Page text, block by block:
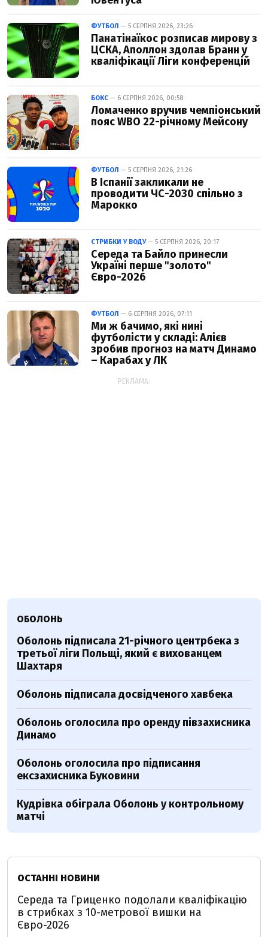
ФУТБОЛ — 5 СЕРПНЯ 2026, 23:26
Панатінаїкос розписав мирову з
ЦСКА, Аполлон здолав Бранн у
кваліфікації Ліги конференцій
БОКС — 6 СЕРПНЯ 2026, 00:58
Ломаченко вручив чемпіонський
пояс WBO 22-річному Мейсону
ФУТБОЛ — 5 СЕРПНЯ 2026, 21:26
В Іспанії закликали не
проводити ЧС-2030 спільно з
Марокко
СТРИБКИ У ВОДУ— 5 СЕРПНЯ 2026, 20:17
Середа та Байло принесли
Україні перше "золото"
Євро-2026
ФУТБОЛ — 6 СЕРПНЯ 2026, 07:11
Ми ж бачимо, які нині
футболісти у складі: Алієв
зробив прогноз на матч Динамо
– Карабах у ЛК
РЕКЛАМА:
ОБОЛОНЬ
Оболонь підписала 21-річного центрбека з
третьої ліги Польщі, який є вихованцем
Шахтаря
Оболонь підписала досвідченого хавбека
Оболонь оголосила про оренду півзахисника
Динамо
Оболонь оголосила про підписання
ексзахисника Буковини
Кудрівка обіграла Оболонь у контрольному
матчі
ОСТАННІ НОВИНИ
Середа та Гриценко подолали кваліфікацію
в стрибках з 10-метрової вишки на
Євро-2026